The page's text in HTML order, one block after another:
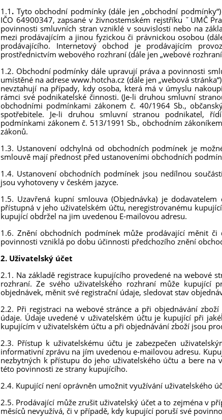
1.1 . Tyto obchodní podmínky (dále jen „obchodní
IČO 64900347, zapsané v živnostemském rejstříku ˇUMČ
povinnosti smluvních stran vzniklé v souvislosti nebo na
mezi prodávajícím a jinou fyzickou či právnickou osobou
prodávajícího. Internetový obchod je prodávajícím
prostřednictvím webového rozhraní (dále jen „webové
1.2. Obchodní podmínky dále upravují práva a povinnosti
umístěné na adrese www.hotcha.cz (dále jen „webová
nevztahují na případy, kdy osoba, která má v úmyslu
rámci své podnikatelské činnosti. (Je-li druhou smluvní
obchodními podmínkami zákonem č. 40/1964 Sb.,
spotřebitele. Je-li druhou smluvní stranou podnikatel,
podmínkami zákonem č. 513/1991 Sb., obchodním
zákonů.
1.3. Ustanovení odchylná od obchodních podmínek je
smlouvě mají přednost před ustanoveními obchodních
1.4. Ustanovení obchodních podmínek jsou nedílnou
jsou vyhotoveny v českém jazyce.
1.5. Uzavřená kupní smlouva (Objednávka) je
přístupná v jeho uživatelském účtu, neregistrovanému
kupující obdržel na jim uvedenou E-mailovou adresu.
1.6. Znění obchodních podmínek může prodávající měnit
povinnosti vzniklá po dobu účinnosti předchozího znění
2. Uživatelský účet
2.1. Na základě registrace kupujícího provedené na webové
rozhraní. Ze svého uživatelského rozhraní může kupující
objednávek, měnit své registrační údaje, sledovat stav
2.2. Při registraci na webové stránce a při objednávání
údaje. Údaje uvedené v uživatelském účtu je kupující při
kupujícím v uživatelském účtu a při objednávání zboží jsou
2.3. Přístup k uživatelskému účtu je zabezpečen
informativní zprávu na jím uvedenou e-mailovou adresu.
nezbytných k přístupu do jeho uživatelského účtu a bere na
této povinnosti ze strany kupujícího.
2.4. Kupující není oprávněn umožnit využívání uživatelského
2.5. Prodávající může zrušit uživatelský účet a to zejména v
měsíců nevyužívá, či v případě, kdy kupující poruší své